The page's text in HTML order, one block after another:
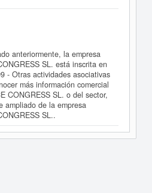
anteriormente, la empresa
SL. está inscrita en
- Otras actividades asociativas
más información comercial
CONGRESS SL. o del sector,
ampliado de la empresa
SL..